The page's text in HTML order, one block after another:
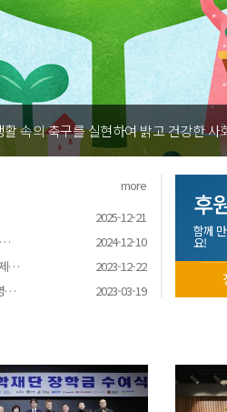
속의 축구를 실현하여 밝고 건강한
more
2025-12-21
…
2024-12-10
…
2023-12-22
…
2023-03-19
후
함께
요!